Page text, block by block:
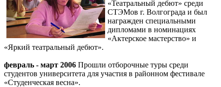
«Театральный дебют» среди
СТЭМов г. Волгограда и был
награжден специальными
дипломами в номинациях
«Актерское мастерство» и
«Яркий театральный дебют».
февраль - март 2006 Прошли отборочные туры среди
студентов университета для участия в районном фестивале
«Студенческая весна».